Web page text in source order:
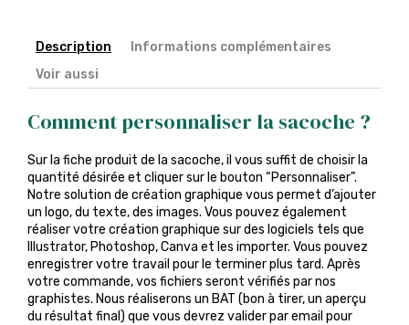
Description
Informations complémentaires
Voir aussi
Comment personnaliser la sacoche ?
Sur la fiche produit de la sacoche, il vous suffit de choisir la
quantité désirée et cliquer sur le bouton “Personnaliser”.
Notre solution de création graphique vous permet d’ajouter
un logo, du texte, des images. Vous pouvez également
réaliser votre création graphique sur des logiciels tels que
Illustrator, Photoshop, Canva et les importer. Vous pouvez
enregistrer votre travail pour le terminer plus tard. Après
votre commande, vos fichiers seront vérifiés par nos
graphistes. Nous réaliserons un BAT (bon à tirer, un aperçu
du résultat final) que vous devrez valider par email pour